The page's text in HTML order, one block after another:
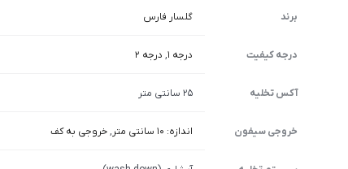
برند گلسار فارس
درجه کیفیت درجه 1 , درجه 2
آکس تخلیه 25 سانتی متر
خروجی سیفون اندازه: 10 سانتی متر ,خروجی به کف